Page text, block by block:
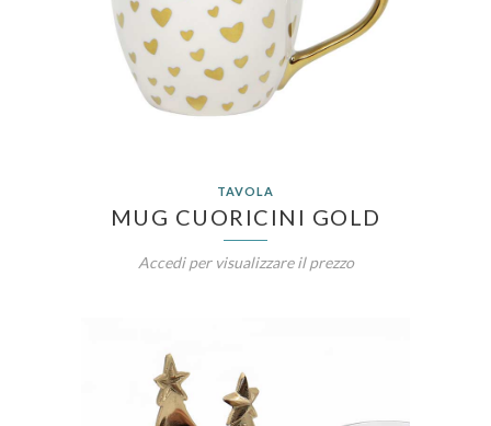
TAVOLA
MUG CUORICINI GOLD
Accedi per visualizzare il prezzo